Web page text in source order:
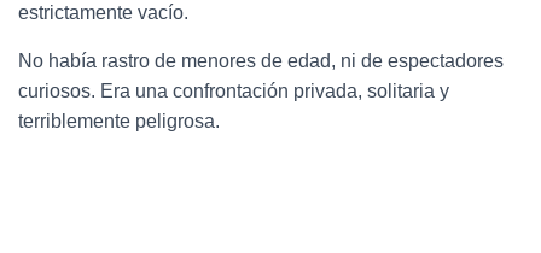
estrictamente vacío.
No había rastro de menores de edad, ni de espectadores
curiosos. Era una confrontación privada, solitaria y
terriblemente peligrosa.